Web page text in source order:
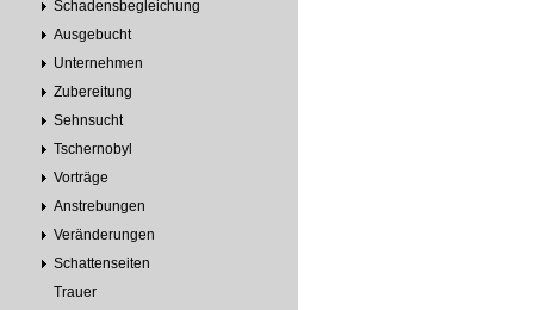
Schadensbegleichung
Ausgebucht
Unternehmen
Zubereitung
Sehnsucht
Tschernobyl
Vorträge
Anstrebungen
Veränderungen
Schattenseiten
Trauer